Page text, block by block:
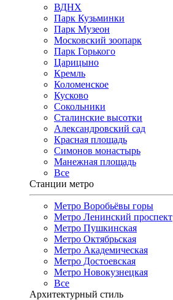
ВДНХ
Парк Кузьминки
Парк Музеон
Московский зоопарк
Парк Горького
Царицыно
Кремль
Коломенское
Кусково
Сокольники
Сталинские высотки
Александровский сад
Красная площадь
Симонов монастырь
Манежная площадь
Все
Станции метро
Метро Воробьёвы горы
Метро Ленинский проспект
Метро Пушкинская
Метро Октябрьская
Метро Академическая
Метро Достоевская
Метро Новокузнецкая
Все
Архитектурный стиль